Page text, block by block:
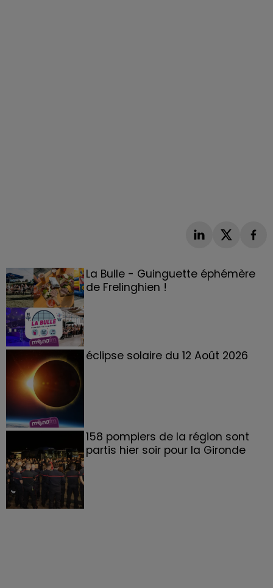
La Bulle - Guinguette éphémère
de Frelinghien !
éclipse solaire du 12 Août 2026
158 pompiers de la région sont
partis hier soir pour la Gironde